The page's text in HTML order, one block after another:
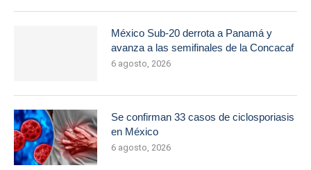
México Sub-20 derrota a Panamá y
avanza a las semifinales de la Concacaf
6 agosto, 2026
Se confirman 33 casos de ciclosporiasis
en México
6 agosto, 2026